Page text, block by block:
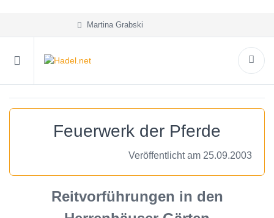
Martina Grabski
Feuerwerk der Pferde
Veröffentlicht am 25.09.2003
Reitvorführungen in den